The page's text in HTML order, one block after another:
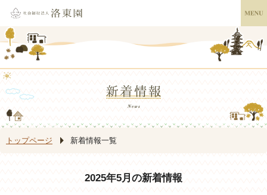
トップページ 新着情報一覧
2025年5月の新着情報